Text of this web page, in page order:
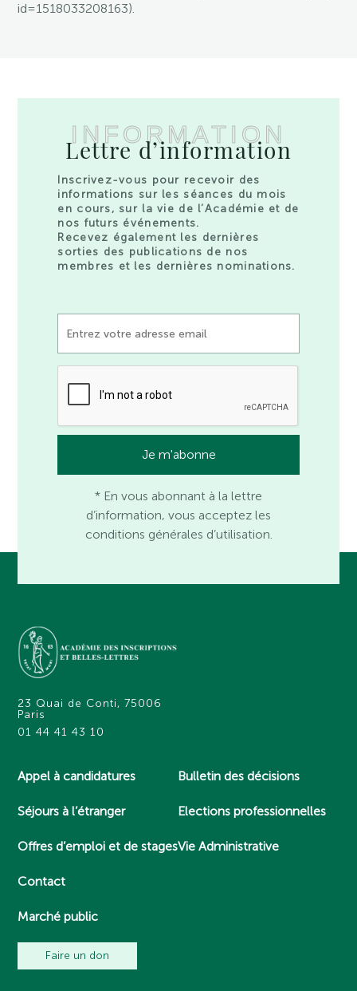
id=1518033208163).
INFORMATION
Lettre d’information
Inscrivez-vous pour recevoir des
informations sur les séances du mois
en cours, sur la vie de l’Académie et de
nos futurs événements.
Recevez également les dernières
sorties des publications de nos
membres et les dernières nominations.
* En vous abonnant à la lettre
d’information, vous acceptez les
conditions générales d’utilisation.
23 Quai de Conti, 75006
Paris
01 44 41 43 10
Appel à candidatures
Séjours à l’étranger
Offres d’emploi et de stages
Contact
Marché public
Bulletin des décisions
Elections professionnelles
Vie Administrative
Faire un don